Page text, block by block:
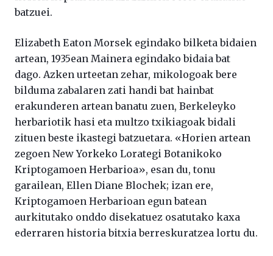
batzuei.
Elizabeth Eaton Morsek egindako bilketa bidaien
artean, 1935ean Mainera egindako bidaia bat
dago. Azken urteetan zehar, mikologoak bere
bilduma zabalaren zati handi bat hainbat
erakunderen artean banatu zuen, Berkeleyko
herbariotik hasi eta multzo txikiagoak bidali
zituen beste ikastegi batzuetara. «Horien artean
zegoen New Yorkeko Lorategi Botanikoko
Kriptogamoen Herbarioa», esan du, tonu
garailean, Ellen Diane Blochek; izan ere,
Kriptogamoen Herbarioan egun batean
aurkitutako onddo disekatuez osatutako kaxa
ederraren historia bitxia berreskuratzea lortu du.